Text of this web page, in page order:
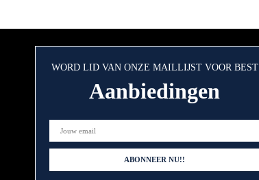
WORD LID VAN ONZE MAILLIJST VOOR BEST
Aanbiedingen